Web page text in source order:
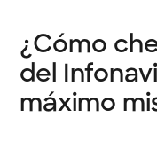
¿Cómo
del
máximo